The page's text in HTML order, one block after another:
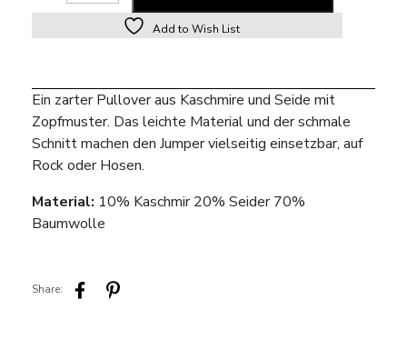
Add to Wish List
Ein zarter Pullover aus Kaschmire und Seide mit
Zopfmuster. Das leichte Material und der schmale
Schnitt machen den Jumper vielseitig einsetzbar, auf
Rock oder Hosen.
Material: 10% Kaschmir 20% Seider 70%
Baumwolle
Share: